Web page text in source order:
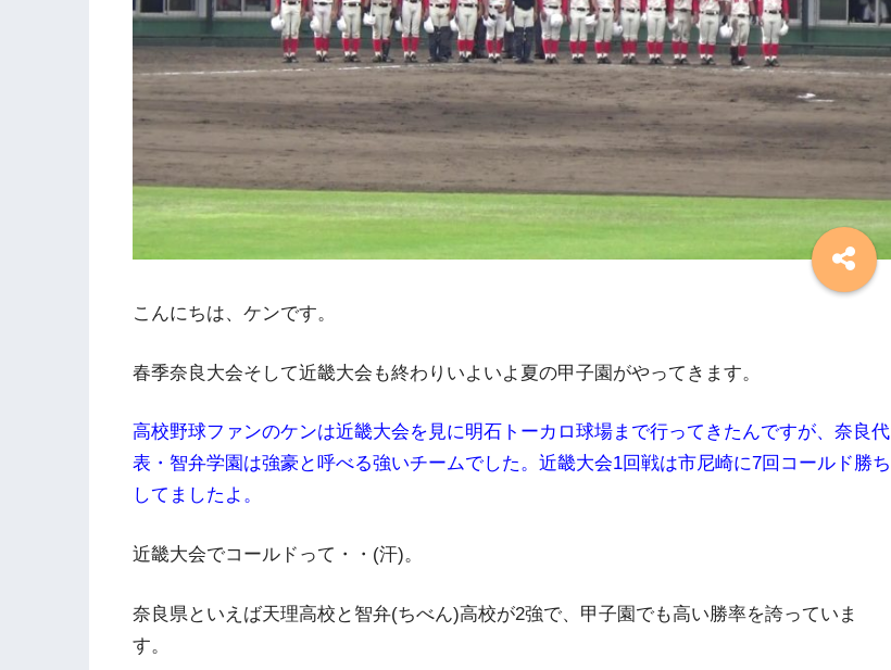
こんにちは、ケンです。
春季奈良大会そして近畿大会も終わりいよいよ夏の甲子園がやってきます。
高校野球ファンのケンは近畿大会を見に明石トーカロ球場まで行ってきたんですが、奈良代
表・智弁学園は強豪と呼べる強いチームでした。近畿大会1回戦は市尼崎に7回コールド勝ち
してましたよ。
近畿大会でコールドって・・(汗)。
奈良県といえば天理高校と智弁(ちべん)高校が2強で、甲子園でも高い勝率を誇っていま
す。